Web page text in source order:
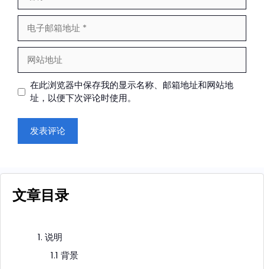
邮
地
址
址
在此浏览器中保存我的显示名称、邮箱地址和网站地
址，以便下次评论时使用。
文章目录
1. 说明
1.1 背景